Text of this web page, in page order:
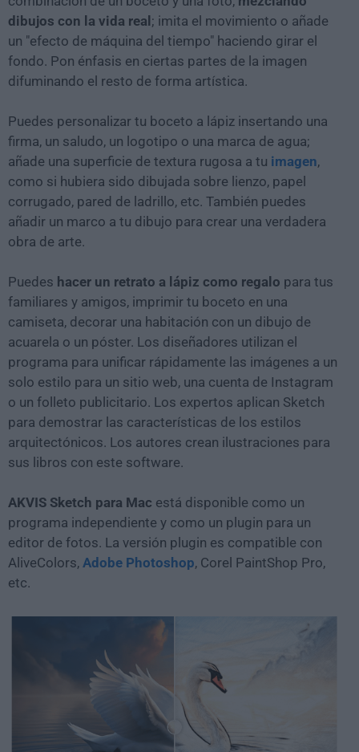
dibujos con la vida real; imita el movimiento o añade
un "efecto de máquina del tiempo" haciendo girar el
fondo. Pon énfasis en ciertas partes de la imagen
difuminando el resto de forma artística.
Puedes personalizar tu boceto a lápiz insertando una
firma, un saludo, un logotipo o una marca de agua;
añade una superficie de textura rugosa a tu imagen,
como si hubiera sido dibujada sobre lienzo, papel
corrugado, pared de ladrillo, etc. También puedes
añadir un marco a tu dibujo para crear una verdadera
obra de arte.
Puedes hacer un retrato a lápiz como regalo para tus
familiares y amigos, imprimir tu boceto en una
camiseta, decorar una habitación con un dibujo de
acuarela o un póster. Los diseñadores utilizan el
programa para unificar rápidamente las imágenes a un
solo estilo para un sitio web, una cuenta de Instagram
o un folleto publicitario. Los expertos aplican Sketch
para demostrar las características de los estilos
arquitectónicos. Los autores crean ilustraciones para
sus libros con este software.
AKVIS Sketch para Mac está disponible como un
programa independiente y como un plugin para un
editor de fotos. La versión plugin es compatible con
AliveColors, Adobe Photoshop, Corel PaintShop Pro,
etc.